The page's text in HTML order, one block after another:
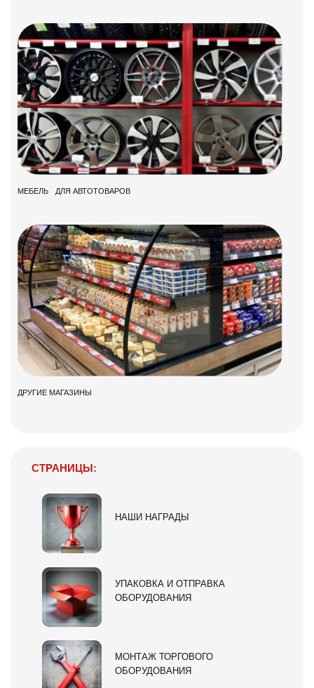
МЕБЕЛЬ ДЛЯ АВТОТОВАРОВ
ДРУГИЕ МАГАЗИНЫ
СТРАНИЦЫ:
НАШИ НАГРАДЫ
УПАКОВКА И ОТПРАВКА
ОБОРУДОВАНИЯ
МОНТАЖ ТОРГОВОГО
ОБОРУДОВАНИЯ